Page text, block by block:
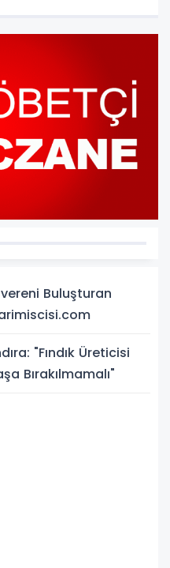
Buluşturan
"Fındık Üreticisi
Bırakılmamalı"